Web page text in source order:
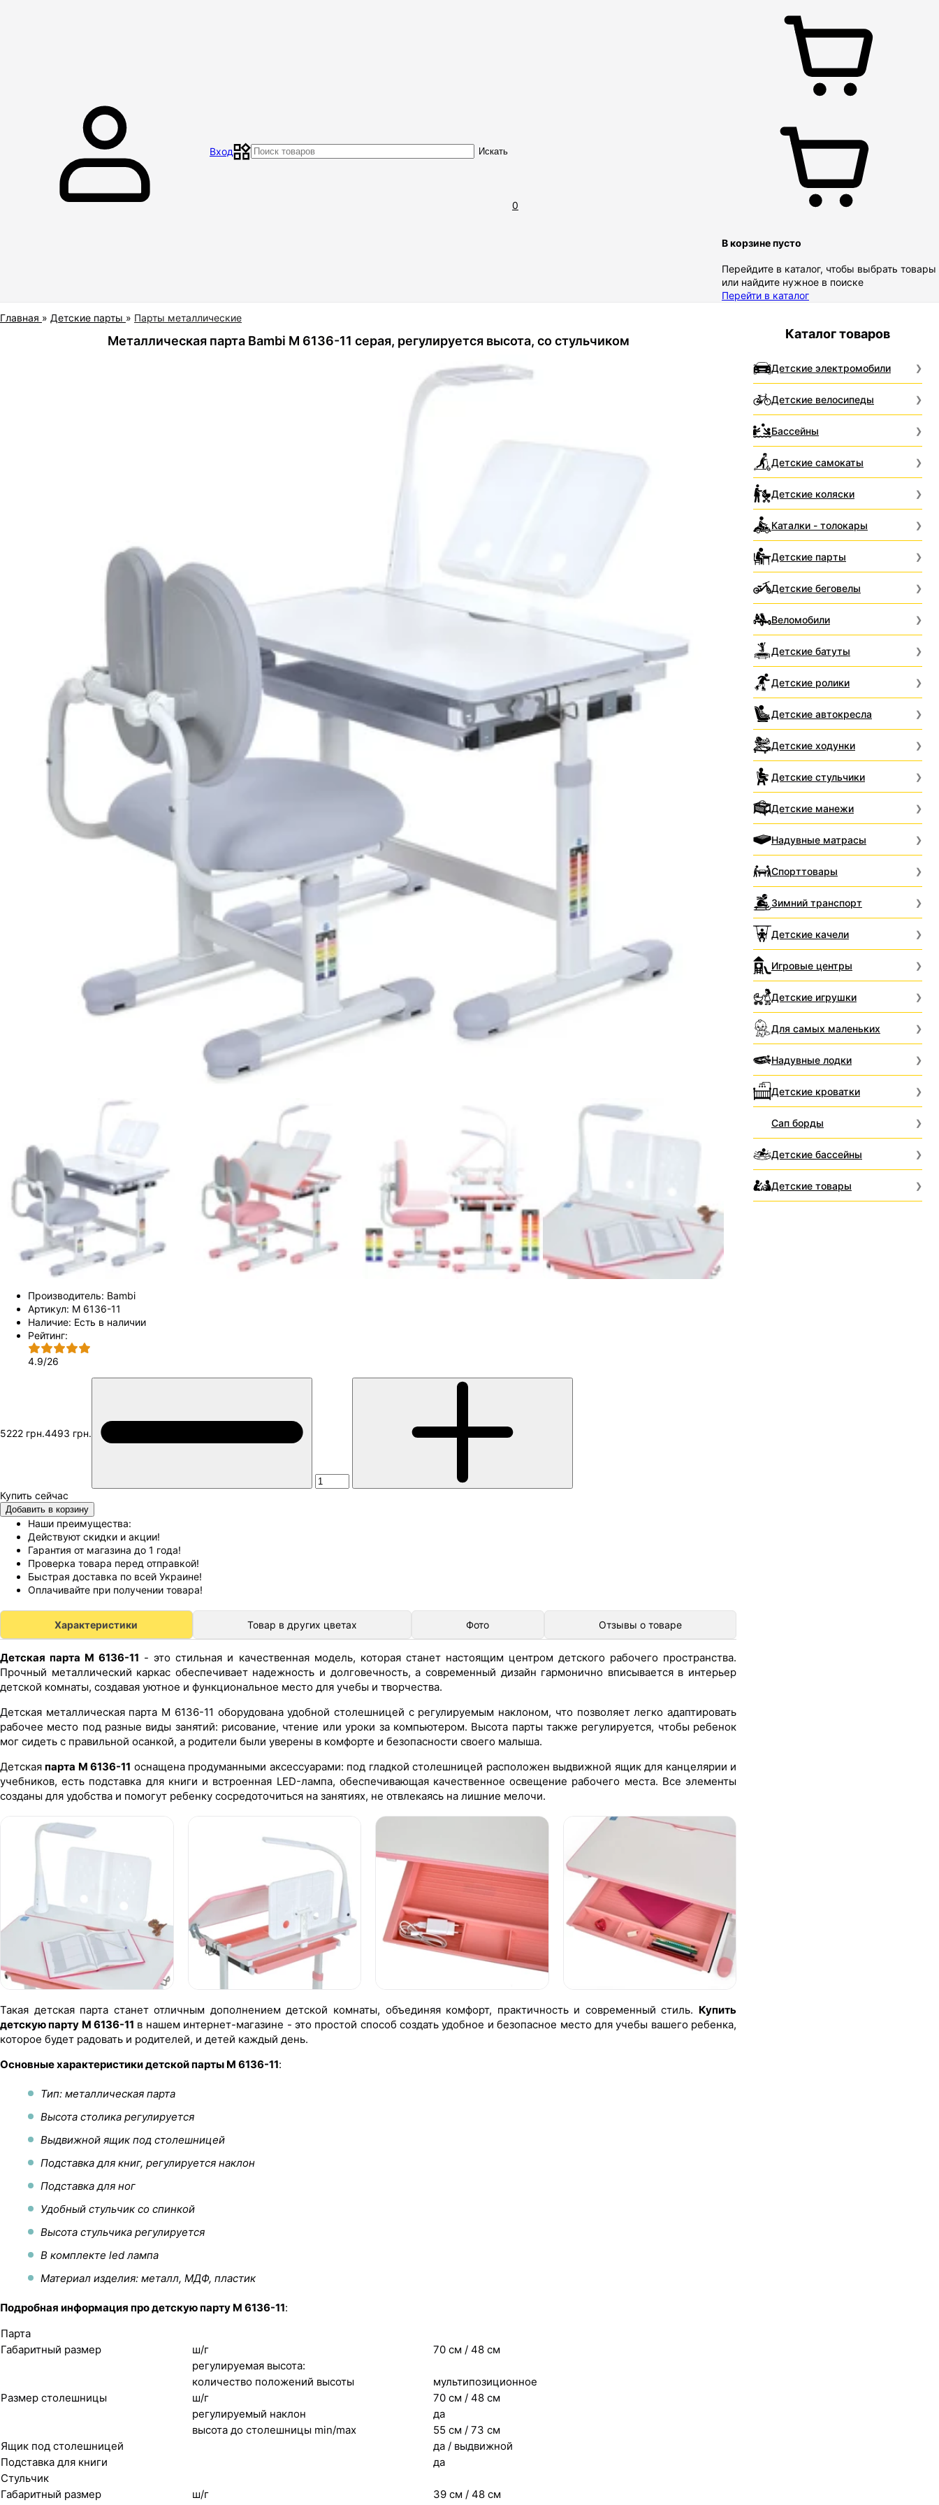
МагазинКонтакты ОтзывыДоставка и оплатаОбмен и возврат товара
Вход Искать
0
В корзине пусто
Перейдите в каталог, чтобы выбрать товары
или найдите нужное в поиске
Перейти в каталог
Главная » Детские парты » Парты металлические
Металлическая парта Bambi M 6136-11 серая, регулируется высота, со стульчиком
Производитель: Bambi
Артикул: M 6136-11
Наличие: Есть в наличии
Рейтинг:
4.9/26
5222 грн.4493 грн.
Добавить в корзину
Наши преимущества:
Действуют скидки и акции!
Гарантия от магазина до 1 года!
Проверка товара перед отправкой!
Быстрая доставка по всей Украине!
Оплачивайте при получении товара!
Характеристики Товар в других цветах Фото Отзывы о товаре
Детская парта M 6136-11 - это стильная и качественная модель, которая станет настоящим центром детского рабочего пространства.
Прочный металлический каркас обеспечивает надежность и долговечность, а современный дизайн гармонично вписывается в интерьер
детской комнаты, создавая уютное и функциональное место для учебы и творчества.
Детская металлическая парта M 6136-11 оборудована удобной столешницей с регулируемым наклоном, что позволяет легко адаптировать
рабочее место под разные виды занятий: рисование, чтение или уроки за компьютером. Высота парты также регулируется, чтобы ребенок
мог сидеть с правильной осанкой, а родители были уверены в комфорте и безопасности своего малыша.
Детскаяпарта M 6136-11 оснащена продуманными аксессуарами: под гладкой столешницей расположен выдвижной ящик для канцелярии и
учебников, есть подставка для книги и встроенная LED-лампа, обеспечивающая качественное освещение рабочего места. Все элементы
созданы для удобства и помогут ребенку сосредоточиться на занятиях, не отвлекаясь на лишние мелочи.
Такая детская парта станет отличным дополнением детской комнаты, объединяя комфорт, практичность и современный стиль. Купить
детскую парту M 6136-11 в нашем интернет-магазине - это простой способ создать удобное и безопасное место для учебы вашего ребенка,
которое будет радовать и родителей, и детей каждый день.
Основные характеристики детской парты M 6136-11:
Тип: металлическая парта
Высота столика регулируется
Выдвижной ящик под столешницей
Подставка для книг, регулируется наклон
Подставка для ног
Удобный стульчик со спинкой
Высота стульчика регулируется
В комплекте led лампа
Материал изделия: металл, МДФ, пластик
Подробная информация про детскую парту M 6136-11:
Парта
Габаритный размер
ш/г
70 см / 48 см
регулируемая высота:
количество положений высоты
мультипозиционное
Размер столешницы
ш/г
70 см / 48 см
регулируемый наклон
да
высота до столешницы min/max
55 см / 73 см
Ящик под столешницей
да / выдвижной
Подставка для книги
да
Стульчик
Габаритный размер
ш/г
39 см / 48 см
Каталог товаров
Детские электромобили
Детские велосипеды
Бассейны
Детские самокаты
Детские коляски
Каталки - толокары
Детские парты
Детские беговелы
Веломобили
Детские батуты
Детские ролики
Детские автокресла
Детские ходунки
Детские стульчики
Детские манежи
Надувные матрасы
Спорттовары
Зимний транспорт
Детские качели
Игровые центры
Детские игрушки
Для самых маленьких
Надувные лодки
Детские кроватки
Сап борды
Детские бассейны
Детские товары